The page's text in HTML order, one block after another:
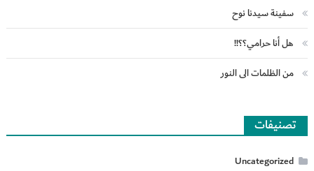
سفينة سيدنا نوح
هل أنا حرامي؟؟!!
من الظلمات الى النور
تصنيفات
Uncategorized